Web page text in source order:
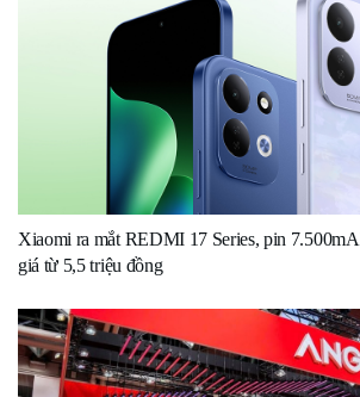
Xiaomi ra mắt REDMI 17 Series, pin
giá từ 5,5 triệu đồng